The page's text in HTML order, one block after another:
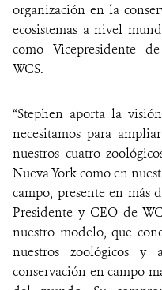
organización en la
ecosistemas a nivel
como Vicepresidente
WCS.
“Stephen aporta la
necesitamos para
nuestros cuatro
Nueva York como en
campo, presente en más
Presidente y CEO de
nuestro modelo, que
nuestros zoológicos
conservación en campo